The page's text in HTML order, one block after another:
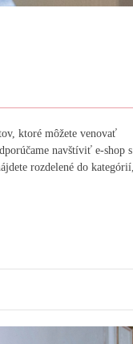
ktoré môžete venovať
navštíviť e-shop s
rozdelené do kategórií,